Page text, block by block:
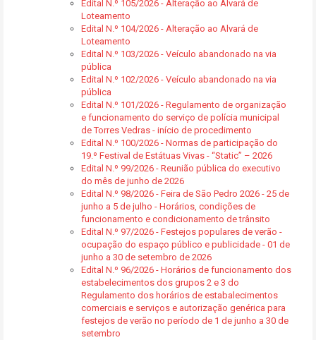
Edital N.º 105/2026 - Alteração ao Alvará de
Loteamento
Edital N.º 104/2026 - Alteração ao Alvará de
Loteamento
Edital N.º 103/2026 - Veículo abandonado na via
pública
Edital N.º 102/2026 - Veículo abandonado na via
pública
Edital N.º 101/2026 - Regulamento de organização
e funcionamento do serviço de polícia municipal
de Torres Vedras - início de procedimento
Edital N.º 100/2026 - Normas de participação do
19.º Festival de Estátuas Vivas - “Static” – 2026
Edital N.º 99/2026 - Reunião pública do executivo
do mês de junho de 2026
Edital N.º 98/2026 - Feira de São Pedro 2026 - 25 de
junho a 5 de julho - Horários, condições de
funcionamento e condicionamento de trânsito
Edital N.º 97/2026 - Festejos populares de verão -
ocupação do espaço público e publicidade - 01 de
junho a 30 de setembro de 2026
Edital N.º 96/2026 - Horários de funcionamento dos
estabelecimentos dos grupos 2 e 3 do
Regulamento dos horários de estabalecimentos
comerciais e serviços e autorização genérica para
festejos de verão no período de 1 de junho a 30 de
setembro